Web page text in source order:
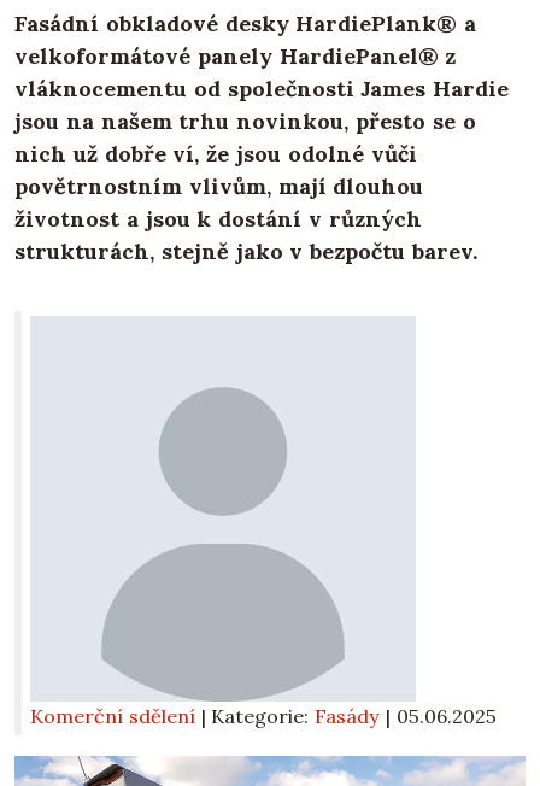
Fasádní obkladové desky HardiePlank® a
velkoformátové panely HardiePanel® z
vláknocementu od společnosti James Hardie
jsou na našem trhu novinkou, přesto se o
nich už dobře ví, že jsou odolné vůči
povětrnostním vlivům, mají dlouhou
životnost a jsou k dostání v různých
strukturách, stejně jako v bezpočtu barev.
Komerční sdělení | Kategorie: Fasády | 05.06.2025